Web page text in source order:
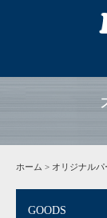
ホーム > オリジナルパ
GOODS